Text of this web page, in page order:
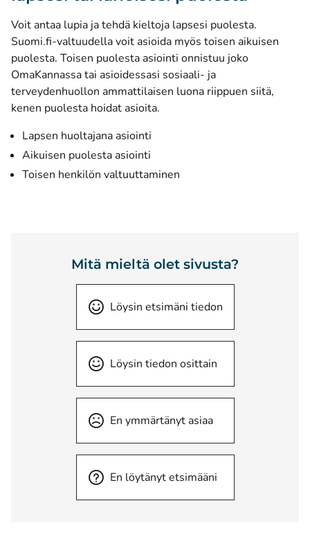
Voit antaa lupia ja tehdä kieltoja lapsesi puolesta.
Suomi.fi-valtuudella voit asioida myös toisen aikuisen
puolesta. Toisen puolesta asiointi onnistuu joko
OmaKannassa tai asioidessasi sosiaali- ja
terveydenhuollon ammattilaisen luona riippuen siitä,
kenen puolesta hoidat asioita.
Lapsen huoltajana asiointi
Aikuisen puolesta asiointi
Toisen henkilön valtuuttaminen
Mitä mieltä olet sivusta?
Löysin etsimäni tiedon
Löysin tiedon osittain
En ymmärtänyt asiaa
En löytänyt etsimääni